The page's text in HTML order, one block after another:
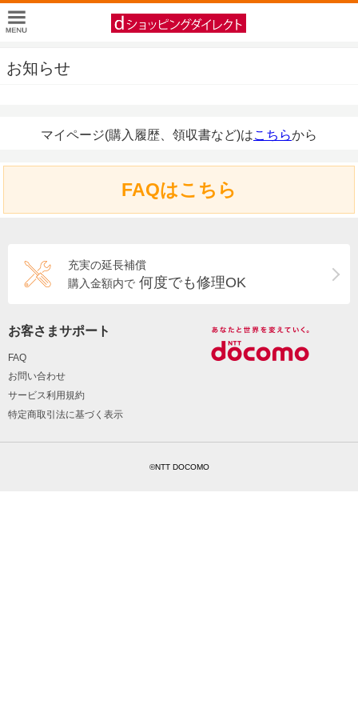
お知らせ
マイページ(購入履歴、領収書など)はこちらから
FAQはこちら
充実の延長補償
購入金額内で 何度でも修理OK
お客さまサポート
FAQ
お問い合わせ
サービス利用規約
特定商取引法に基づく表示
©NTT DOCOMO